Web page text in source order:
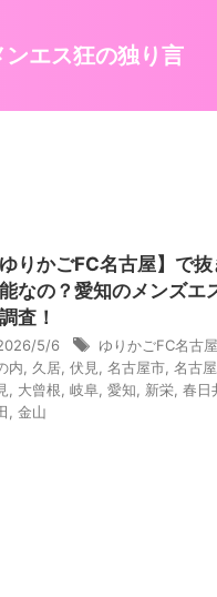
ンエス狂の独り言
ゆりかごFC名古屋】で
なの？愛知のメンズエ
査！
5/6 ゆりかごFC名古屋
内
久居 伏見 名古屋市 名古
大曾根 岐阜 愛知 新栄 春日
金山